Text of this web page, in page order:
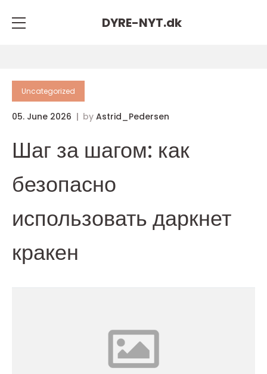
DYRE-NYT.dk
Uncategorized
05. June 2026 by Astrid_Pedersen
Шаг за шагом: как
безопасно
использовать даркнет
кракен